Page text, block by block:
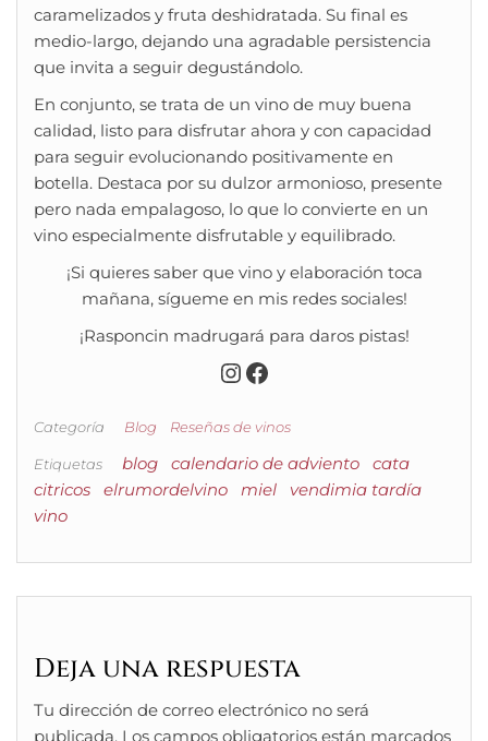
caramelizados y fruta deshidratada. Su final es
medio-largo, dejando una agradable persistencia
que invita a seguir degustándolo.
En conjunto, se trata de un vino de muy buena
calidad, listo para disfrutar ahora y con capacidad
para seguir evolucionando positivamente en
botella. Destaca por su dulzor armonioso, presente
pero nada empalagoso, lo que lo convierte en un
vino especialmente disfrutable y equilibrado.
¡Si quieres saber que vino y elaboración toca
mañana, sígueme en mis redes sociales!
¡Rasponcin madrugará para daros pistas!
Instagram
Facebook
Categoría Blog Reseñas de vinos
Etiquetas blog calendario de adviento
cata
citricos
elrumordelvino miel
vendimia tardía
vino
Deja una respuesta
Tu dirección de correo electrónico no será
publicada. Los campos obligatorios están marcados